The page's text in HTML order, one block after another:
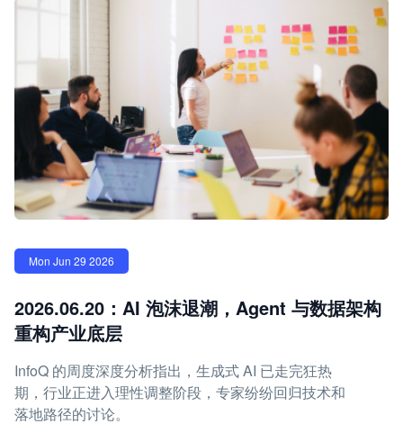
Mon Jun 29 2026
2026.06.20：AI 泡沫退潮，Agent 与数据架构
重构产业底层
InfoQ 的周度深度分析指出，生成式 AI 已走完狂热
期，行业正进入理性调整阶段，专家纷纷回归技术和
落地路径的讨论。